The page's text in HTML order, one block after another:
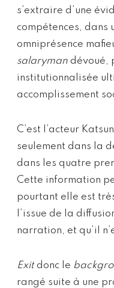
s’extraire d’une
compétences,
omniprésence
salaryman dévoué,
institutionnalisée
accomplissement
C’est l’acteur
seulement dans la
dans les quatre
Cette information
pourtant elle est
l’issue de la
narration, et qu’il
Exitdonc le
rangé suite à une